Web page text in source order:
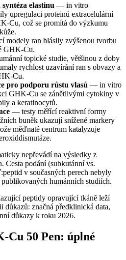
elastinu — in vitro
upregulaci proteinů extracelulární
Cu, což se promítá do výzkumu
modely ran hlásily zvýšenou tvorbu
GHK-Cu.
topické studie, většinou z doby
rychlost uzavírání ran s obvazy a
Cu.
pro podporu růstu vlasů — in vitro
GHK-Cu se zánětlivými cytokiny v
a keratinocytů.
— testy měřící reaktivní formy
buněk ukazují snížené markery
měďnaté centrum katalyzuje
nepřevádí na výsledky z
Cesta podání (subkutánní vs.
v současných perech nebyly
humánních studiích.
peptidy opravující tkáně leží
důkazů: značná předklinická data,
důkazy k roku 2026.
Cu 50 Pen: úplné